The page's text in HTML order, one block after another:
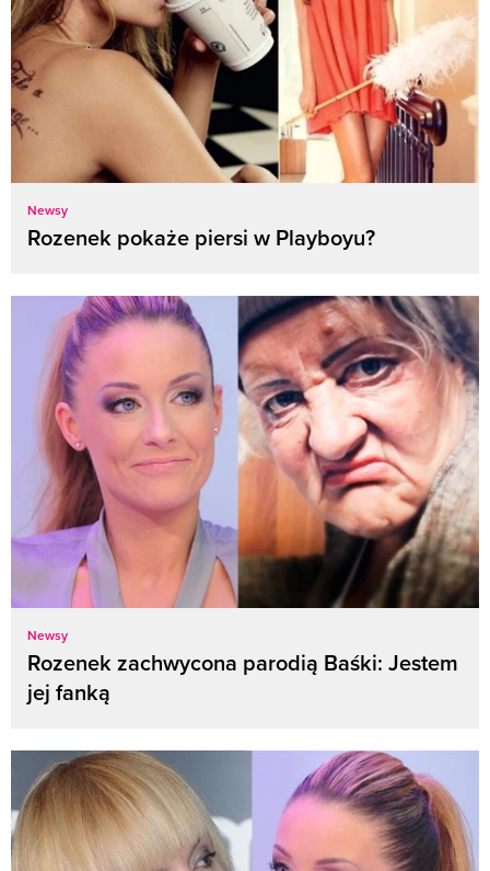
Newsy
Rozenek pokaże piersi w Playboyu?
Newsy
Rozenek zachwycona parodią Baśki: Jestem
jej fanką